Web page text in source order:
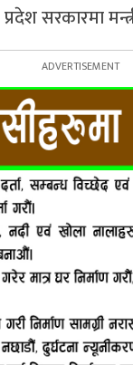
सरकारमा